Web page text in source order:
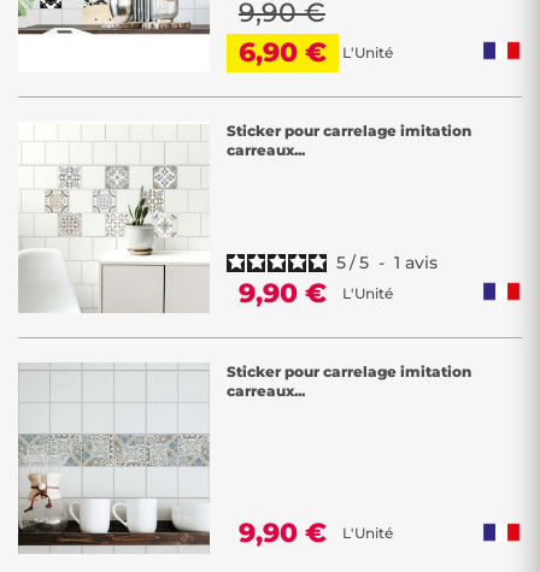
9,90 €
6,90 €
L'Unité
Sticker pour carrelage imitation
carreaux...
5/5 - 1 avis
9,90 € L'Unité
Sticker pour carrelage imitation
carreaux...
9,90 € L'Unité